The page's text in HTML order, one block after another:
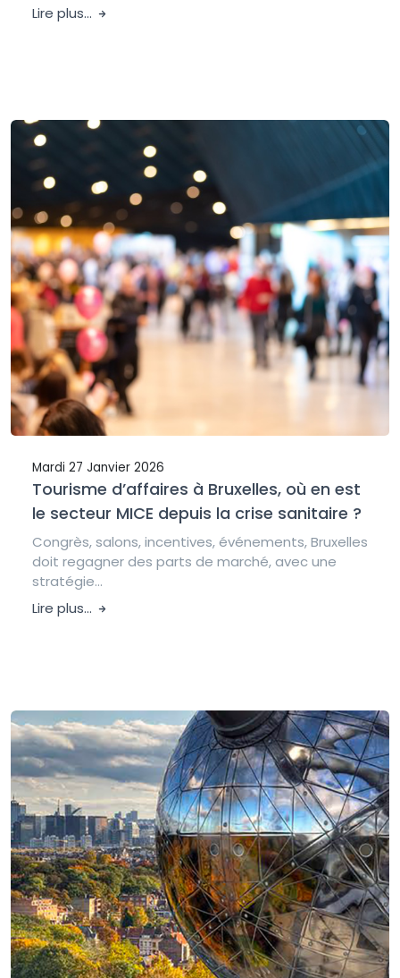
Lire plus...
Mardi 27 Janvier 2026
Tourisme d’affaires à Bruxelles, où en est
le secteur MICE depuis la crise sanitaire ?
Congrès, salons, incentives, événements, Bruxelles
doit regagner des parts de marché, avec une
stratégie...
Lire plus...